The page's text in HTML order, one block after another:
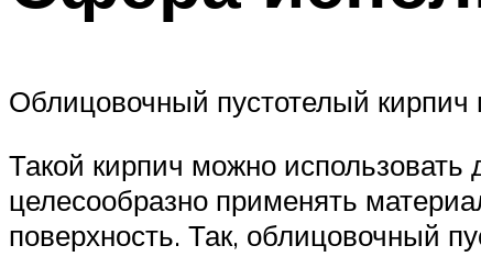
Облицовочный пустотелый
Такой кирпич можно использовать
целесообразно применять
поверхность. Так, облицовочный